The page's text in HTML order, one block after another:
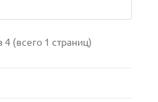
4 (всего 1 страниц)